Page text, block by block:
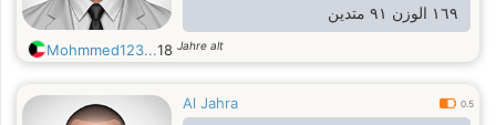
١٦٩ الوزن ٩١ متدين
Mohmmed123...18 Jahre alt
Al Jahra 0.5